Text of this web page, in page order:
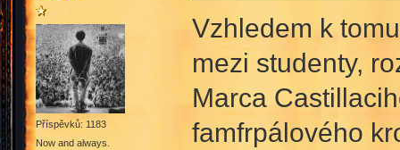
Příspěvků: 1183
Now and always.
Vzhledem k
mezi studenty,
Marca
famfrpálového